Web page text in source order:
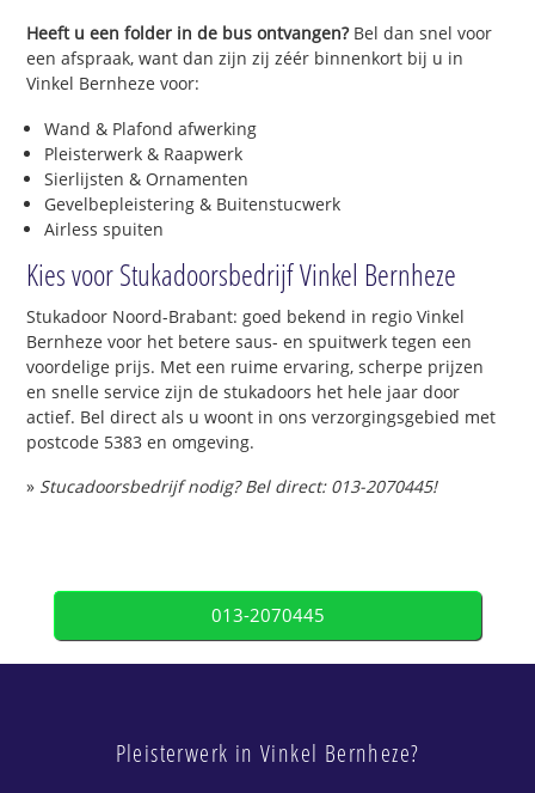
Heeft u een folder in de bus ontvangen?Bel dan snel voor
een afspraak, want dan zijn zij zéér binnenkort bij u in
Vinkel Bernheze voor:
Wand & Plafond afwerking
Pleisterwerk & Raapwerk
Sierlijsten & Ornamenten
Gevelbepleistering & Buitenstucwerk
Airless spuiten
Kies voor Stukadoorsbedrijf Vinkel Bernheze
Stukadoor Noord-Brabant: goed bekend in regio Vinkel
Bernheze voor het betere saus- en spuitwerk tegen een
voordelige prijs. Met een ruime ervaring, scherpe prijzen
en snelle service zijn de stukadoors het hele jaar door
actief. Bel direct als u woont in ons verzorgingsgebied met
postcode 5383 en omgeving.
» Stucadoorsbedrijf nodig? Bel direct: 013-2070445!
013-2070445
Pleisterwerk in Vinkel Bernheze?